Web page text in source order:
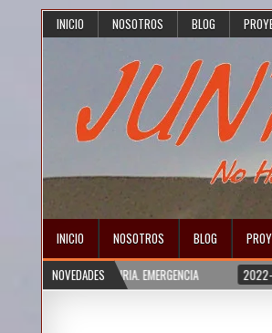
INICIO NOSOTROS BLOG
INICIO NOSOTROS BLOG
NOVEDADES
Y SIRIA. EMERGENCIA 2022-04-04 EL